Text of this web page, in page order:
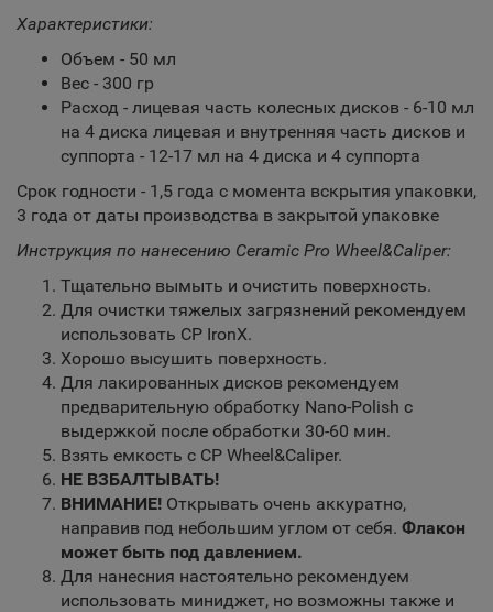
Характеристики:
Объем - 50 мл
Вес - 300 гр
Расход - лицевая часть колесных дисков - 6-10 мл
на 4 диска лицевая и внутренняя часть дисков и
суппорта - 12-17 мл на 4 диска и 4 суппорта
Срок годности - 1,5 года с момента вскрытия упаковки,
3 года от даты производства в закрытой упаковке
Инструкция по нанесению Ceramic Pro Wheel&Caliper:
Тщательно вымыть и очистить поверхность.
Для очистки тяжелых загрязнений рекомендуем
использовать CP IronX.
Хорошо высушить поверхность.
Для лакированных дисков рекомендуем
предварительную обработку Nano-Polish с
выдержкой после обработки 30-60 мин.
Взять емкость с CP Wheel&Caliper.
НЕ ВЗБАЛТЫВАТЬ!
ВНИМАНИЕ! Открывать очень аккуратно,
направив под небольшим углом от себя. Флакон
может быть под давлением.
Для нанесния настоятельно рекомендуем
использовать миниджет, но возможны также и